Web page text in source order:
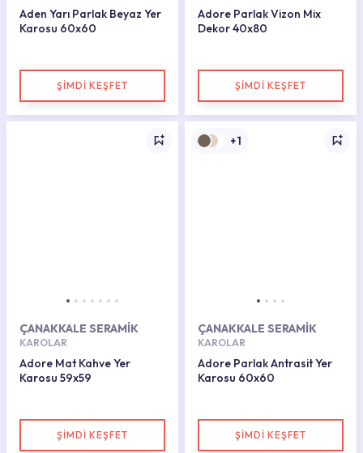
Aden Yarı Parlak Beyaz Yer
Karosu 60x60
ŞİMDİ KEŞFET
Adore Parlak Vizon Mix
Dekor 40x80
ŞİMDİ KEŞFET
ÇANAKKALE SERAMİK
KAROLAR
Adore Mat Kahve Yer
Karosu 59x59
ŞİMDİ KEŞFET
+1
ÇANAKKALE SERAMİK
KAROLAR
Adore Parlak Antrasit Yer
Karosu 60x60
ŞİMDİ KEŞFET